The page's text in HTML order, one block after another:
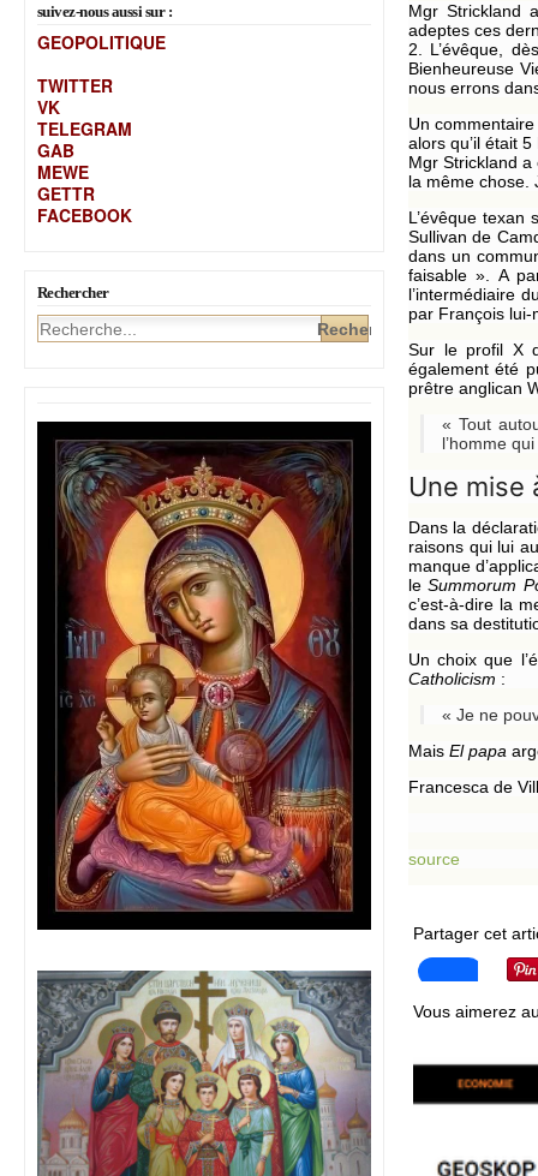
suivez-nous aussi sur :
GEOPOLITIQUE
TWITTER
VK
TELEGRAM
GAB
MEWE
GETTR
FACEBOOK
Rechercher
Mgr Strickland
adeptes ces
2. L’évêque,
Bienheureuse
nous errons
Un
alors qu’il était
Mgr Strickland
la même chose.
L’évêque
Sullivan de
dans un
faisable ». A
l’intermédiaire
par François lui-
Sur le profil X
également été
prêtre anglican
« Tout
l’homme
Une mise
Dans la
raisons qui lui
manque
le Summorum
c’est-à-dire la
dans sa
Un choix que
Catholicism :
« Je ne
Mais El papa
Francesca de
source
Partager cet
Vous aimerez